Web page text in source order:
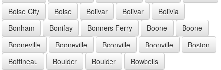
Boise City
Boise Bolivar Bolivar
Bolivia
Bonham
Bonifay Bonners Ferry Boone
Boone
Booneville
Booneville Boonville Boonville
Boston
Bottineau
Boulder Boulder
Bowbells